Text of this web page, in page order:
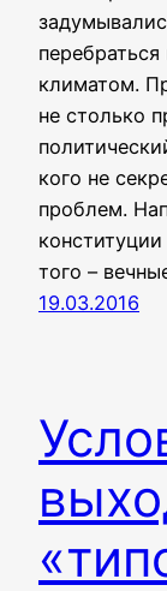
климатом.
не столько
кого не
проблем.
того –
19.03.2016